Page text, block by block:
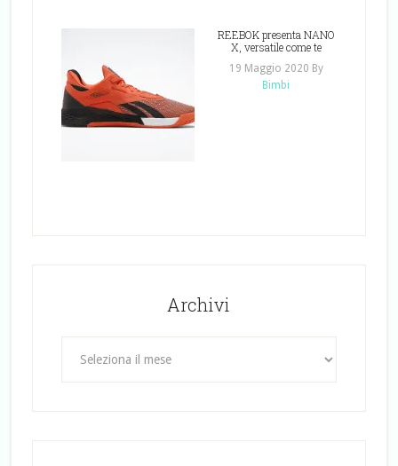
REEBOK presenta NANO
X, versatile come te
19 Maggio 2020 By
Bimbi
Archivi